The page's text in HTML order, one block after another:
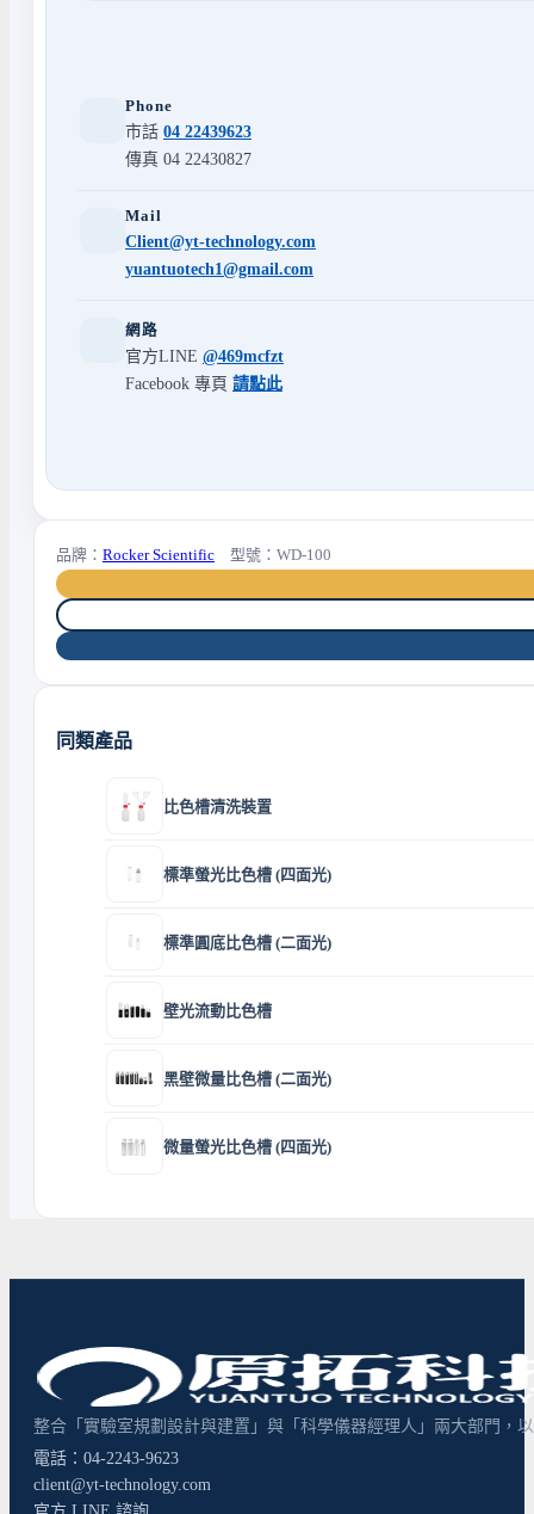
Phone
市話 04 22439623
傳真 04 22430827
Mail
Client@yt-technology.com
yuantuotech1@gmail.com
網路
官方LINE @469mcfzt
Facebook 專頁 請點此
品牌： Rocker Scientific 型號：WD-100
同類產品
比色槽清洗裝置
標準螢光比色槽 (四面光)
標準圓底比色槽 (二面光)
壁光流動比色槽
黑壁微量比色槽 (二面光)
微量螢光比色槽 (四面光)
整合「實驗室規劃設計與建置」與「科學儀器經理人」兩大部門，
電話：04-2243-9623
client@yt-technology.com